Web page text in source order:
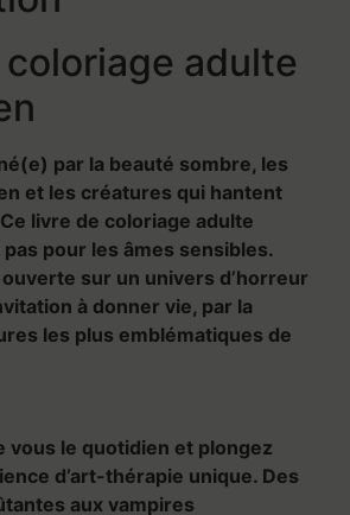
adulte
par la beauté sombre, les
et les créatures qui hantent
livre de coloriage adulte
pas pour les âmes sensibles.
ouverte sur un univers d’horreur
à donner vie, par la
les plus emblématiques de
vous le quotidien et plongez
d’art-thérapie unique. Des
aux vampires